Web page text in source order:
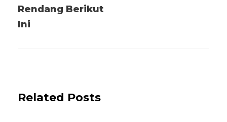
Rendang Berikut
Ini
Related Posts